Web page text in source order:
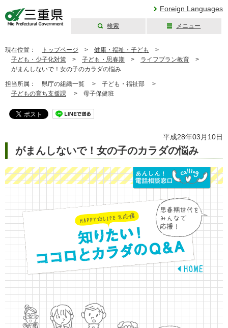
Foreign Languages
検索 メニュー
現在位置： トップページ > 健康・福祉・子ども
>
子ども・少子化対策 > 子ども・思春期 > ライフプラン教育 >
がまんしないで！女の子のカラダの悩み
担当所属： 県庁の組織一覧 > 子ども・福祉部 >
子どもの育ち支援課 > 母子保健班
平成28年03月10日
がまんしないで！女の子のカラダの悩み